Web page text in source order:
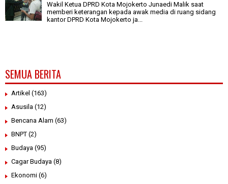
Wakil Ketua DPRD Kota Mojokerto Junaedi Malik saat
memberi keterangan kepada awak media di ruang sidang
kantor DPRD Kota Mojokerto ja...
SEMUA BERITA
Artikel (163)
Asusila (12)
Bencana Alam (63)
BNPT (2)
Budaya (95)
Cagar Budaya (8)
Ekonomi (6)